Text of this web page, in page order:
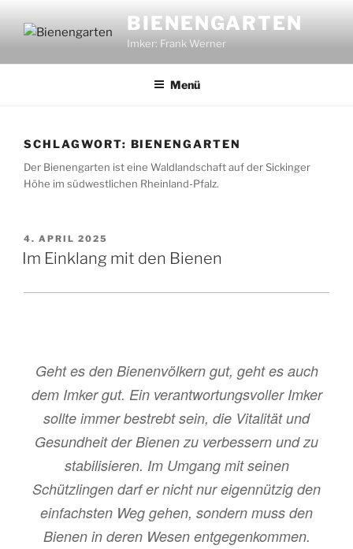
Inhalt
BIENENGARTEN
Imker: Frank Werner
Menü
SCHLAGWORT: BIENENGARTEN
Der Bienengarten ist eine Waldlandschaft auf der Sickinger
Höhe im südwestlichen Rheinland-Pfalz.
VERÖFFENTLICHT
AM
4. APRIL 2025
Im Einklang mit den Bienen
Geht es den Bienenvölkern gut, geht es auch
dem Imker gut. Ein verantwortungsvoller Imker
sollte immer bestrebt sein, die Vitalität und
Gesundheit der Bienen zu verbessern und zu
stabilisieren. Im Umgang mit seinen
Schützlingen darf er nicht nur eigennützig den
einfachsten Weg gehen, sondern muss den
Bienen in deren Wesen entgegenkommen.